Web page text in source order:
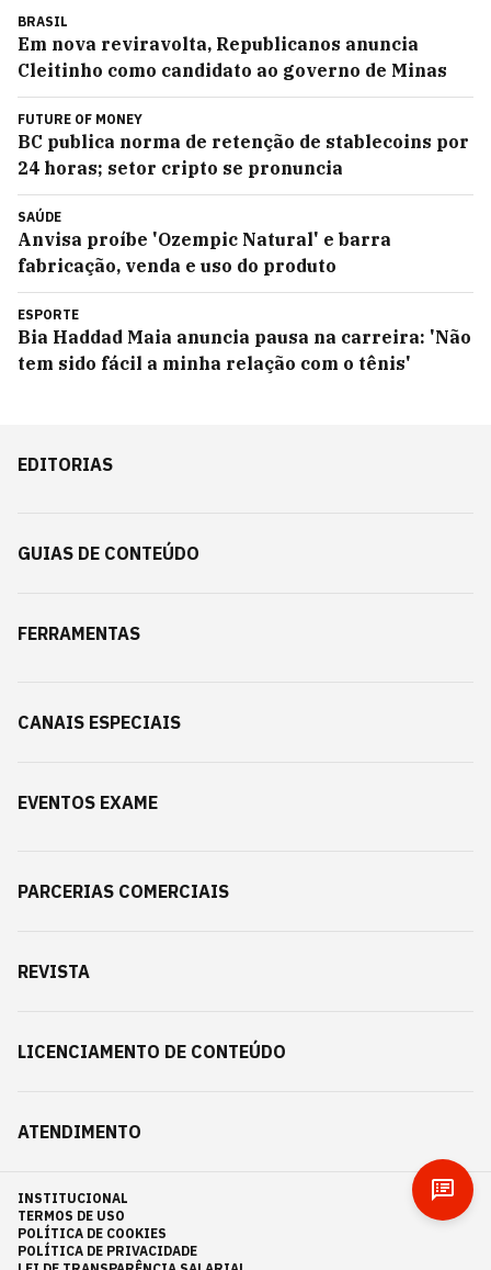
BRASIL
Em nova reviravolta, Republicanos anuncia
Cleitinho como candidato ao governo de Minas
FUTURE OF MONEY
BC publica norma de retenção de stablecoins por
24 horas; setor cripto se pronuncia
SAÚDE
Anvisa proíbe 'Ozempic Natural' e barra
fabricação, venda e uso do produto
ESPORTE
Bia Haddad Maia anuncia pausa na carreira: 'Não
tem sido fácil a minha relação com o tênis'
EDITORIAS
GUIAS DE CONTEÚDO
FERRAMENTAS
CANAIS ESPECIAIS
EVENTOS EXAME
PARCERIAS COMERCIAIS
REVISTA
LICENCIAMENTO DE CONTEÚDO
ATENDIMENTO
INSTITUCIONAL
TERMOS DE USO
POLÍTICA DE COOKIES
POLÍTICA DE PRIVACIDADE